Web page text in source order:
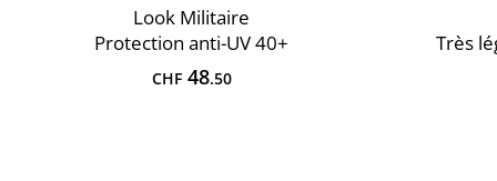
Look Militaire
Protection anti-UV 40+
CHF48.50
Très